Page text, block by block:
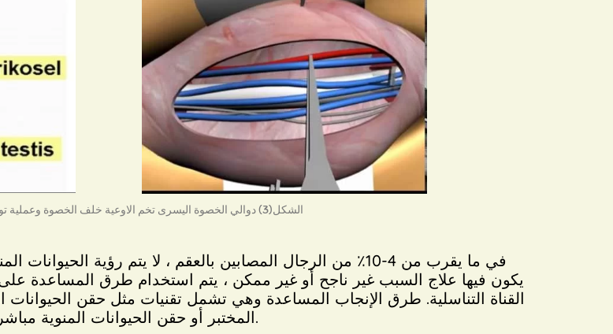
الشكل(3) دوالي الخصوة اليسرى تخم الاوعية خلف الخصوة وعملية توسعة الأوعية عن طريق المجهر
في ما يقرب من 4-10٪ من الرجال المصابين بالعقم ، لا يتم رؤية
يكون فيها علاج السبب غير ناجح أو غير ممكن ، يتم استخدام طرق المساعدة
القناة التناسلية. طرق الإنجاب المساعدة وهي تشمل تقنيات مثل حقن
المختبر أو حقن الحيوانات المنوية مباشرة في البويضة.